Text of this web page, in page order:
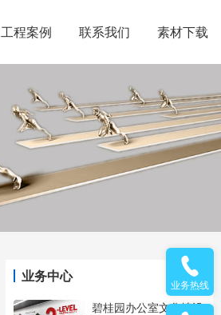
工程案例 联系我们 素材下载
业务中心
碧桂园办公室文化墙设
业务热线